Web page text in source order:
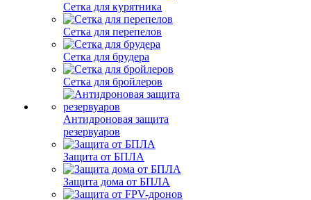
Сетка для курятника
Сетка для перепелов
Сетка для брудера
Сетка для бройлеров
Антидроновая защита
резервуаров
Защита от БПЛА
Защита дома от БПЛА